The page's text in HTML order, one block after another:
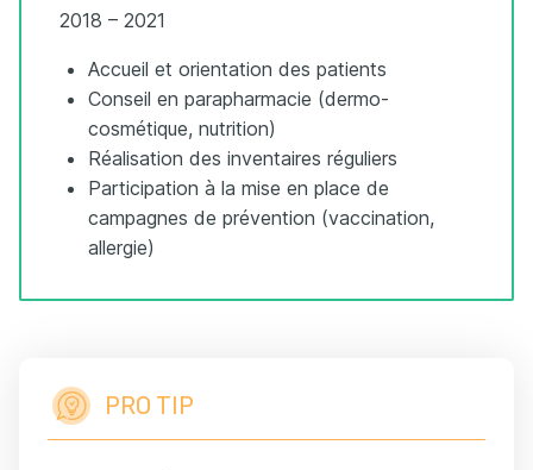
2018 – 2021
Accueil et orientation des patients
Conseil en parapharmacie (dermo-
cosmétique, nutrition)
Réalisation des inventaires réguliers
Participation à la mise en place de
campagnes de prévention (vaccination,
allergie)
PRO TIP